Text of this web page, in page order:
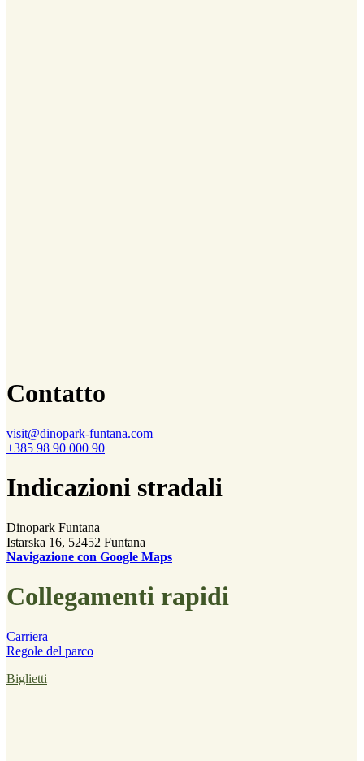
Contatto
visit@dinopark-funtana.com
+385 98 90 000 90
Indicazioni stradali
Dinopark Funtana
Istarska 16, 52452 Funtana
Navigazione con Google Maps
Collegamenti rapidi
Carriera
Regole del parco
Biglietti